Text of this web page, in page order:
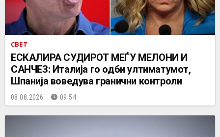
СВЕТ
ЕСКАЛИРА СУДИРОТ МЕЃУ МЕЛОНИ И
САНЧЕЗ: Италија го одби ултиматумот,
Шпанија воведува гранични контроли
08.08.2026. 09:54